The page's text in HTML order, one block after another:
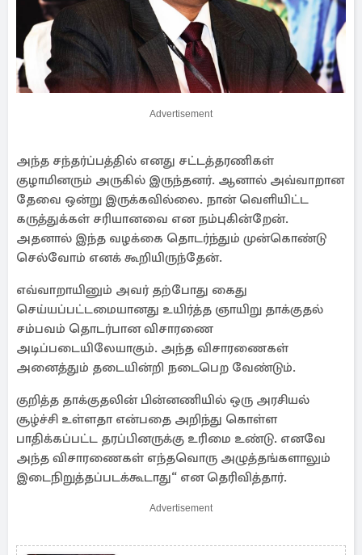
Advertisement
அந்த சந்தர்ப்பத்தில் எனது சட்டத்தரணிகள்
குழாமினரும் அருகில் இருந்தனர். ஆனால் அவ்வாறான
தேவை ஒன்று இருக்கவில்லை. நான் வெளியிட்ட
கருத்துக்கள் சரியானவை என நம்புகின்றேன்.
அதனால் இந்த வழக்கை தொடர்ந்தும் முன்கொண்டு
செல்வோம் எனக் கூறியிருந்தேன்.
எவ்வாறாயினும் அவர் தற்போது கைது
செய்யப்பட்டமையானது உயிர்த்த ஞாயிறு தாக்குதல்
சம்பவம் தொடர்பான விசாரணை
அடிப்படையிலேயாகும். அந்த விசாரணைகள்
அனைத்தும் தடையின்றி நடைபெற வேண்டும்.
குறித்த தாக்குதலின் பின்னணியில் ஒரு அரசியல்
சூழ்ச்சி உள்ளதா என்பதை அறிந்து கொள்ள
பாதிக்கப்பட்ட தரப்பினருக்கு உரிமை உண்டு. எனவே
அந்த விசாரணைகள் எந்தவொரு அழுத்தங்களாலும்
இடைநிறுத்தப்படக்கூடாது“ என தெரிவித்தார்.
Advertisement